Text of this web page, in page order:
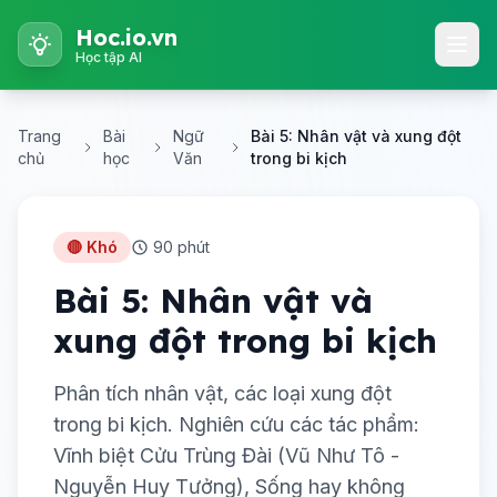
Hoc.io.vn
Học tập AI
Trang
chủ
Bài
học
Ngữ
Văn
Bài 5: Nhân vật và xung đột
trong bi kịch
🔴 Khó 90 phút
Bài 5: Nhân vật và
xung đột trong bi kịch
Phân tích nhân vật, các loại xung đột
trong bi kịch. Nghiên cứu các tác phẩm:
Vĩnh biệt Cửu Trùng Đài (Vũ Như Tô -
Nguyễn Huy Tưởng), Sống hay không